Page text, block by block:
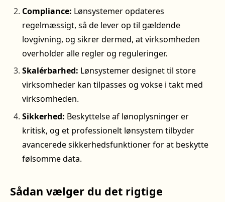
Compliance: Lønsystemer opdateres
regelmæssigt, så de lever op til gældende
lovgivning, og sikrer dermed, at virksomheden
overholder alle regler og reguleringer.
Skalérbarhed: Lønsystemer designet til store
virksomheder kan tilpasses og vokse i takt med
virksomheden.
Sikkerhed: Beskyttelse af lønoplysninger er
kritisk, og et professionelt lønsystem tilbyder
avancerede sikkerhedsfunktioner for at beskytte
følsomme data.
Sådan vælger du det rigtige